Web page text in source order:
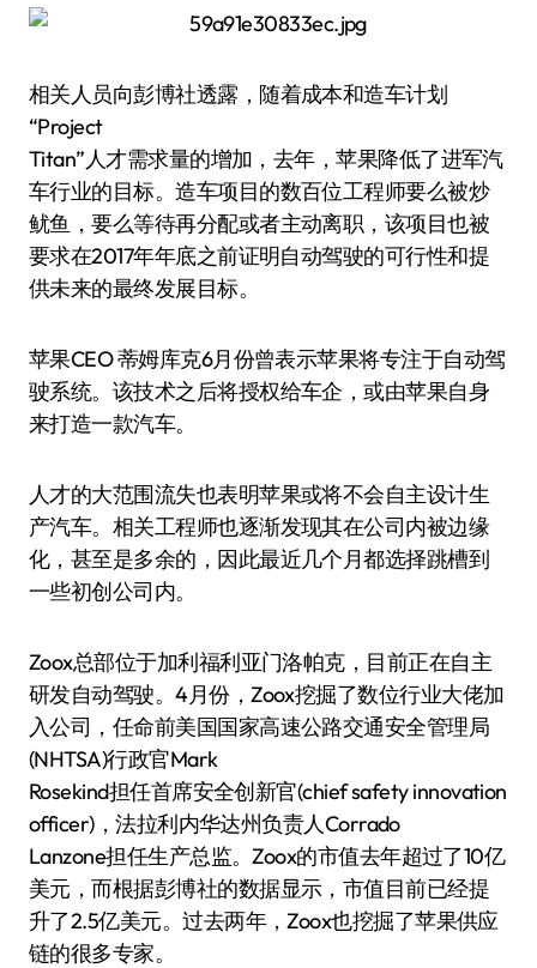
相关人员向彭博社透露，随着成本和造车计划
“Project
Titan”人才需求量的增加，去年，苹果降低了进军汽
车行业的目标。造车项目的数百位工程师要么被炒
鱿鱼，要么等待再分配或者主动离职，该项目也被
要求在2017年年底之前证明自动驾驶的可行性和提
供未来的最终发展目标。
苹果CEO 蒂姆库克6月份曾表示苹果将专注于自动驾
驶系统。该技术之后将授权给车企，或由苹果自身
来打造一款汽车。
人才的大范围流失也表明苹果或将不会自主设计生
产汽车。相关工程师也逐渐发现其在公司内被边缘
化，甚至是多余的，因此最近几个月都选择跳槽到
一些初创公司内。
Zoox总部位于加利福利亚门洛帕克，目前正在自主
研发自动驾驶。4月份，Zoox挖掘了数位行业大佬加
入公司，任命前美国国家高速公路交通安全管理局
(NHTSA)行政官Mark
Rosekind担任首席安全创新官(chief safety innovation
officer)，法拉利内华达州负责人Corrado
Lanzone担任生产总监。Zoox的市值去年超过了10亿
美元，而根据彭博社的数据显示，市值目前已经提
升了2.5亿美元。过去两年，Zoox也挖掘了苹果供应
链的很多专家。